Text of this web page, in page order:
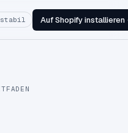
stabil Auf Shopify